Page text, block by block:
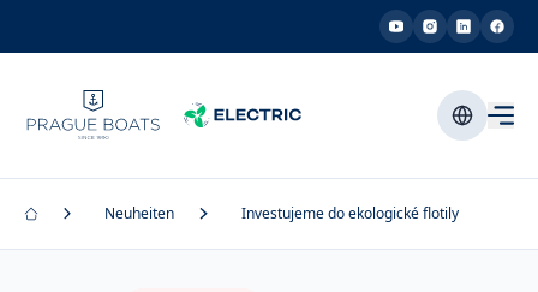
Neuheiten Investujeme do ekologické flotily